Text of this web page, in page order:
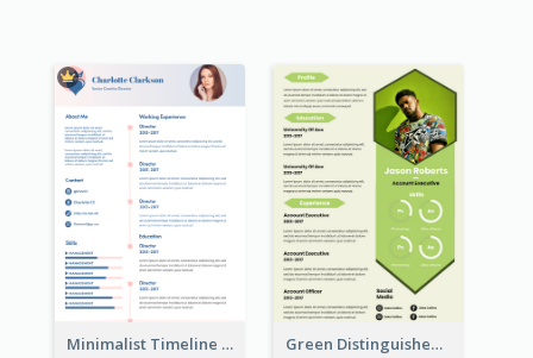
Minimalist Timeline Medical Student Resume Green Distinguished Resume